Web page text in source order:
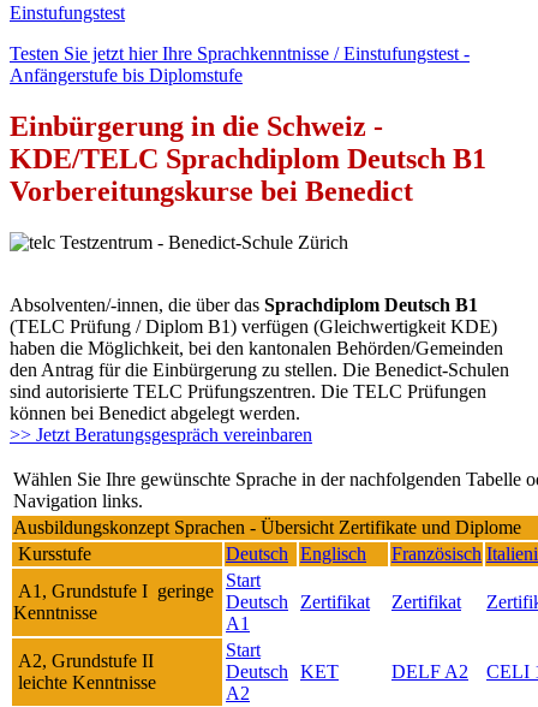
Einstufungstest
Testen Sie jetzt hier Ihre Sprachkenntnisse / Einstufungstest -
Anfängerstufe bis Diplomstufe
Einbürgerung in die Schweiz -
KDE/TELC Sprachdiplom Deutsch B1
Vorbereitungskurse bei Benedict
Absolventen/-innen, die über das Sprachdiplom Deutsch B1
(TELC Prüfung / Diplom B1) verfügen (Gleichwertigkeit KDE)
haben die Möglichkeit, bei den kantonalen Behörden/Gemeinden
den Antrag für die Einbürgerung zu stellen. Die Benedict-Schulen
sind autorisierte TELC Prüfungszentren. Die TELC Prüfungen
können bei Benedict abgelegt werden.
>> Jetzt Beratungsgespräch vereinbaren
Wählen Sie Ihre gewünschte Sprache in der nachfolgenden Tabelle
Navigation links.
Ausbildungskonzept Sprachen - Übersicht Zertifikate und Diplome
Kursstufe
Deutsch Englisch Französisch
A1, Grundstufe I geringe
Kenntnisse
Start
Deutsch
A1
Zertifikat Zertifikat
A2, Grundstufe II
leichte Kenntnisse
Start
Deutsch
A2
KET DELF A2 CELI